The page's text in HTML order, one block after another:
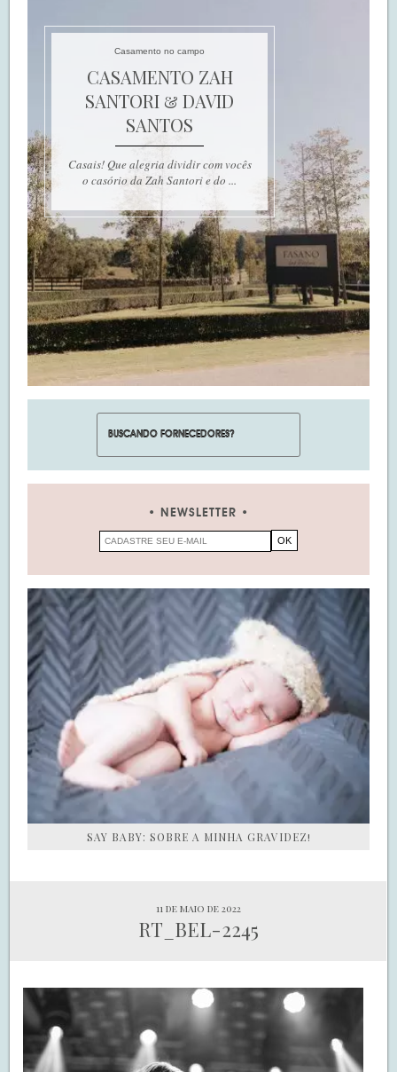
Casamento no campo
CASAMENTO ZAH
SANTORI & DAVID
SANTOS
Casais! Que alegria dividir com vocês
o casório da Zah Santori e do ...
NEWSLETTER
SAY BABY: SOBRE A MINHA GRAVIDEZ!
11 de maio de 2022
RT_BEL-2245